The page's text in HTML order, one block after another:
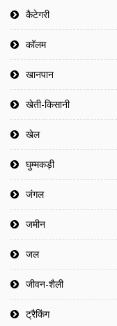
कैटेगरी
कॉलम
खानपान
खेती-किसानी
खेल
घुम्मकड़ी
जंगल
जमीन
जल
जीवन-शैली
ट्रैकिंग